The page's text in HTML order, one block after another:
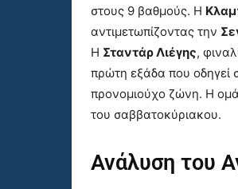
στους 9 βαθμούς. Η
αντιμετωπίζοντας την
Η Σταντάρ Λιέγης,
πρώτη εξάδα που οδηγεί
προνομιούχο ζώνη. Η
του σαββατοκύριακου.
Ανάλυση του